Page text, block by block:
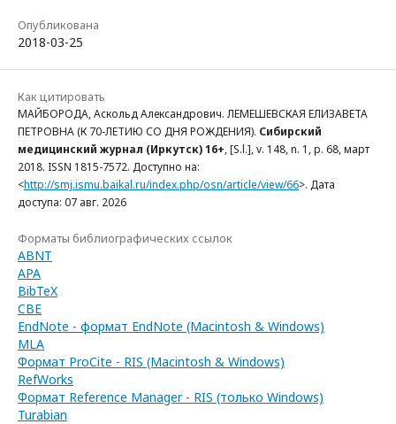
Опубликована
2018-03-25
Как цитировать
МАЙБОРОДА, Аскольд Александрович. ЛЕМЕШЕВСКАЯ ЕЛИЗАВЕТА
ПЕТРОВНА (К 70-ЛЕТИЮ СО ДНЯ РОЖДЕНИЯ). Сибирский
медицинский журнал (Иркутск) 16+, [S.l.], v. 148, n. 1, p. 68, март
2018. ISSN 1815-7572. Доступно на:
<http://smj.ismu.baikal.ru/index.php/osn/article/view/66>. Дата
доступа: 07 авг. 2026
Форматы библиографических ссылок
ABNT
APA
BibTeX
CBE
EndNote - формат EndNote (Macintosh & Windows)
MLA
Формат ProCite - RIS (Macintosh & Windows)
RefWorks
Формат Reference Manager - RIS (только Windows)
Turabian